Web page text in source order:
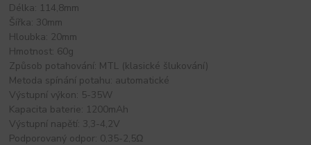
Délka: 114,8mm
Šířka: 30mm
Hloubka: 20mm
Hmotnost: 60g
Způsob potahování: MTL (klasické šlukování)
Metoda spínání potahu: automatické
Výstupní výkon: 5-35W
Kapacita baterie: 1200mAh
Výstupní napětí: 3,3-4,2V
Podporovaný odpor: 0,35-2,5Ω